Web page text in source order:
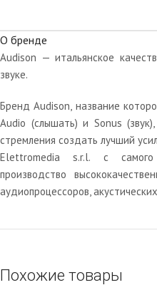
О бренде
Audison — итальянское
звуке.
Бренд Audison, название
Audio (слышать) и Sonus
стремления создать лучший
Elettromedia s.r.l. с самого
производство
аудиопроцессоров,
Похожие товары